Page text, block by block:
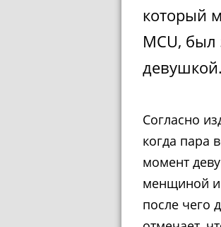
который
MCU,
девушкой.
Согласно
когда пара
момент
менщиной и
после чего